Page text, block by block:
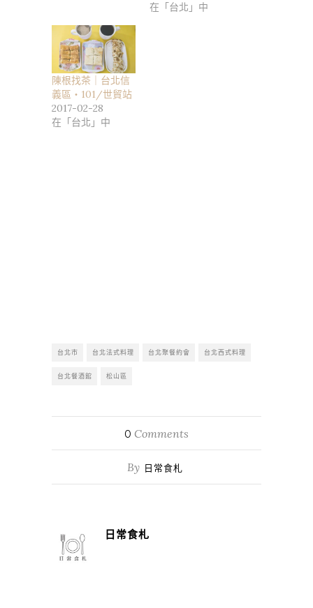
在「台北」中
陳根找茶｜台北信
義區・101/世貿站
2017-02-28
在「台北」中
台北市 台北法式料理 台北聚餐約會 台北西式料理
台北餐酒館 松山區
0 Comments
By 日常食札
日常食札